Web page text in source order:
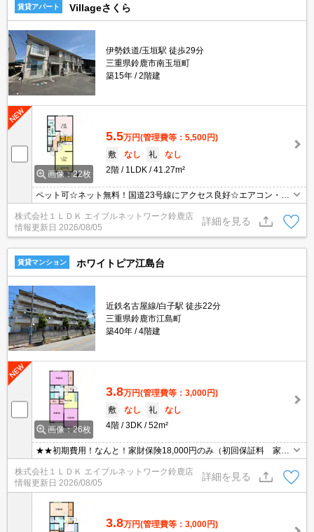
賃貸アパート Villageさくら
伊勢鉄道/玉垣駅 徒歩29分
三重県鈴鹿市南玉垣町
築15年
2階建
画像：22枚
5.5万円(管理費等：5,500円)
敷
なし 礼
なし
2階
1LDK 41.27m²
ペット可☆ネット無料！国道23号線にアクセス良好☆エアコン・ウ
ォシュレット・ＴＶインターホン付で設備も〇☆
株式会社１ＬＤＫ エイブルネットワーク鈴鹿店
情報更新日 2026/08/05
詳細を見る
賃貸マンション ホワイトピア江島台
近鉄名古屋線/白子駅 徒歩22分
三重県鈴鹿市江島町
築40年
4階建
画像：26枚
3.8万円(管理費等：3,000円)
敷
なし 礼
なし
4階
3DK 52m²
★★初期費用！なんと！家財保険18,000円のみ（初回保証料 家主
負担！！）★★インターネット付のペット可物件です♪お問い合わせ
はグリーンの看板「エイブル」まで☆
株式会社１ＬＤＫ エイブルネットワーク鈴鹿店
情報更新日 2026/08/05
詳細を見る
3.8万円(管理費等：3,000円)